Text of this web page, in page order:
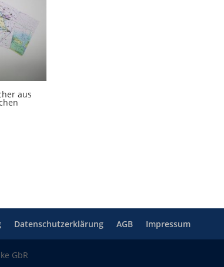
aus
Datenschutzerklärung AGB Impressum
GbR